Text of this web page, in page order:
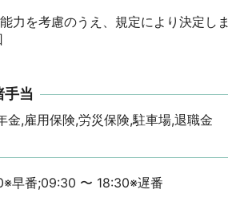
力を考慮のうえ、規定により決定しま
手当
金,雇用保険,労災保険,駐車場,退職金
早番;09:30 〜 18:30※遅番